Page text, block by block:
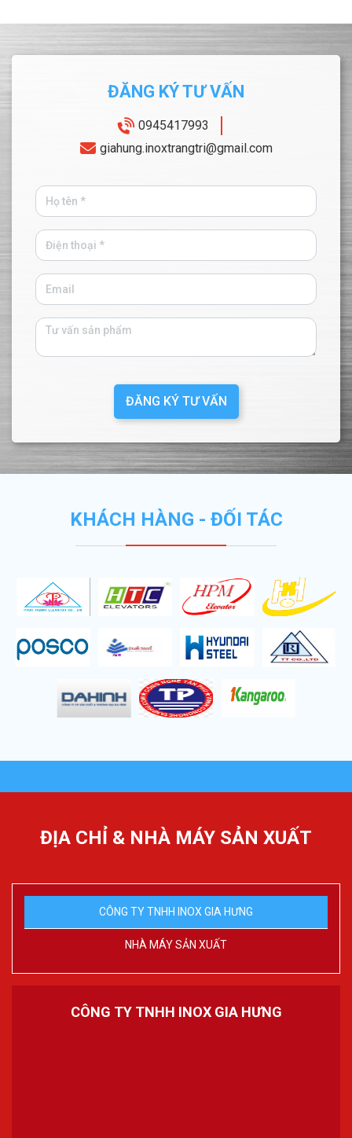
ĐĂNG KÝ TƯ VẤN
0945417993
giahung.inoxtrangtri@gmail.com
ĐĂNG KÝ TƯ VẤN
KHÁCH HÀNG - ĐỐI TÁC
ĐỊA CHỈ & NHÀ MÁY SẢN XUẤT
CÔNG TY TNHH INOX GIA HƯNG
NHÀ MÁY SẢN XUẤT
CÔNG TY TNHH INOX GIA HƯNG